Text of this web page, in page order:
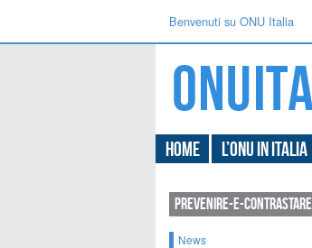
Benvenuti su ONU Italia
Home L’ONU in Italia
prevenire-e-
News